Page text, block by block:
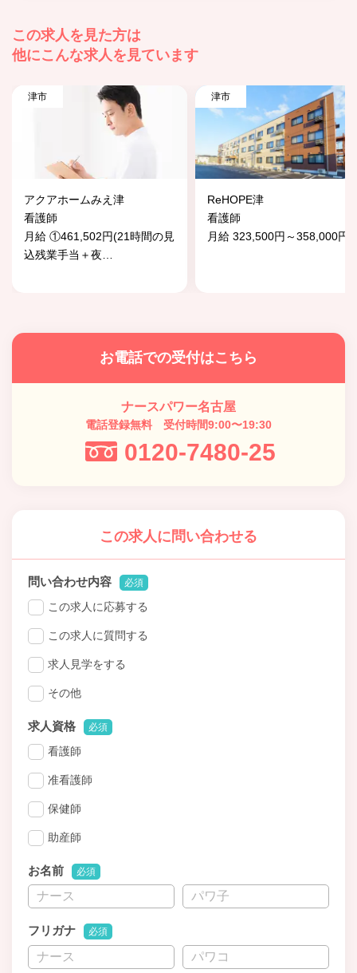
この求人を見た方は
他にこんな求人を見ています
津市
アクアホームみえ津
看護師
月給 ①461,502円(21時間の見
込残業手当＋夜
津市
ReHOPE津
看護師
月給 323,500円～358,000円
お電話での受付はこちら
ナースパワー名古屋
電話登録無料 受付時間9:00〜19:30
0120-7480-25
この求人に問い合わせる
問い合わせ内容 必須
この求人に応募する
この求人に質問する
求人見学をする
その他
求人資格 必須
看護師
准看護師
保健師
助産師
お名前 必須
フリガナ 必須